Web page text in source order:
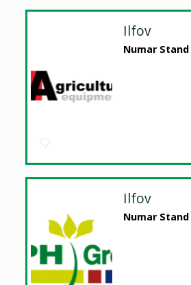
Ilfov
Numar Stand
Ilfov
Numar Stand